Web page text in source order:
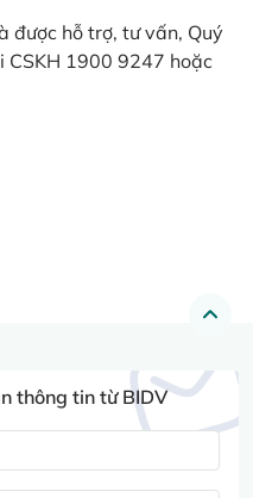
được hỗ trợ, tư vấn, Quý
CSKH 1900 9247 hoặc
thông tin từ BIDV